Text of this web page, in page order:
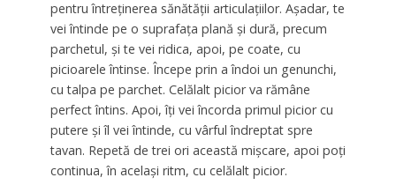
pentru întreținerea sănătății articulațiilor. Așadar, te
vei întinde pe o suprafața plană și dură, precum
parchetul, și te vei ridica, apoi, pe coate, cu
picioarele întinse. Începe prin a îndoi un genunchi,
cu talpa pe parchet. Celălalt picior va rămâne
perfect întins. Apoi, îți vei încorda primul picior cu
putere și îl vei întinde, cu vârful îndreptat spre
tavan. Repetă de trei ori această mișcare, apoi poți
continua, în același ritm, cu celălalt picior.